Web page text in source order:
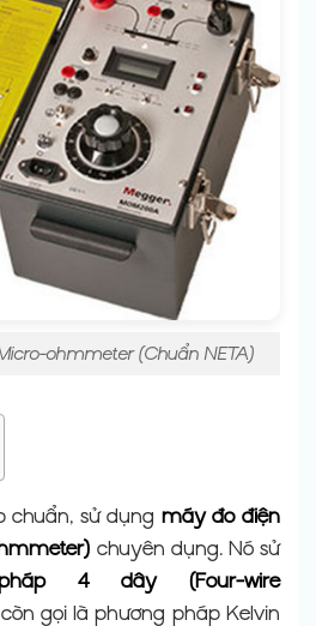
ohmmeter (Chuẩn NETA)
chuẩn, sử dụng máy đo điện
chuyên dụng. Nó sử
4 dây (Four-wire
gọi là phương pháp Kelvin